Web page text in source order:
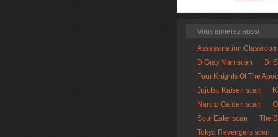
Vous aimerez aussi
Assassination
D Gray Man scan
Dr
Four Knights Of The
Jujutsu Kaisen scan
Naruto Gaiden scan
Soul Eater scan
The
Tokyo Revengers scan